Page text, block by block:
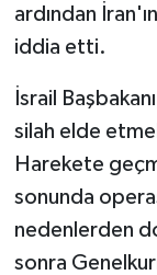
ardından
iddia etti.
İsrail
silah elde
Harekete
sonunda
nedenlerden
sonra